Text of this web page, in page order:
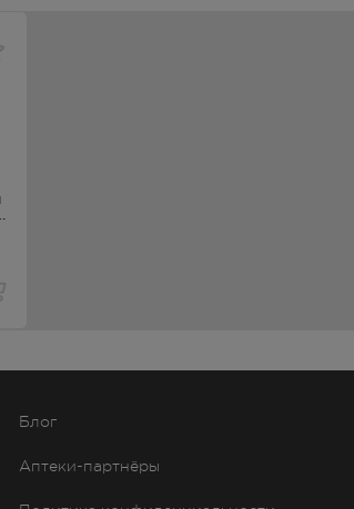
Блог
Аптеки-партнёры